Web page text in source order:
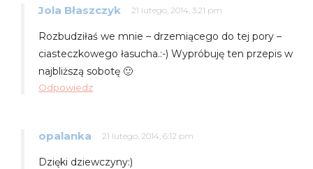
Jola Błaszczyk 21 lutego, 2014, 3:21 pm
Rozbudziłaś we mnie – drzemiącego do tej pory –
ciasteczkowego łasucha.:-) Wypróbuję ten przepis w
najbliższą sobotę 🙂
Odpowiedz
opalanka 21 lutego, 2014, 6:12 pm
Dzięki dziewczyny:)